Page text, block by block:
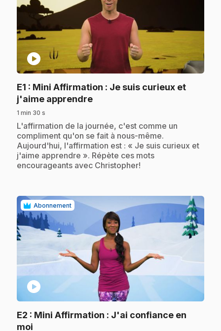
play_circle
E1 : Mini Affirmation : Je suis curieux et
j'aime apprendre.
1 min 30 s
.L'affirmation de la journée, c'est comme un
compliment qu'on se fait à nous-même.
Aujourd'hui, l'affirmation est : « Je suis curieux et
j'aime apprendre ». Répète ces mots
encourageants avec Christopher!
Abonnement
play_circle
E2 : Mini Affirmation : J'ai confiance en
moi